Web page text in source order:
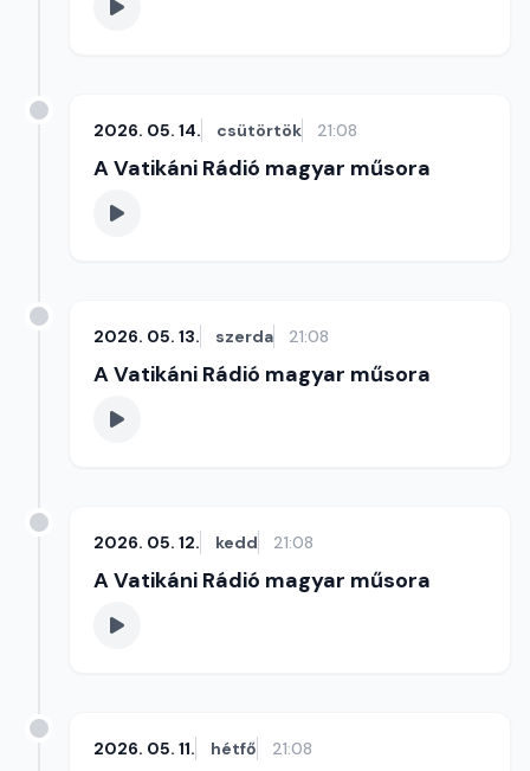
2026. 05. 14. csütörtök 21:08
A Vatikáni Rádió magyar műsora
2026. 05. 13. szerda 21:08
A Vatikáni Rádió magyar műsora
2026. 05. 12. kedd 21:08
A Vatikáni Rádió magyar műsora
2026. 05. 11. hétfő 21:08